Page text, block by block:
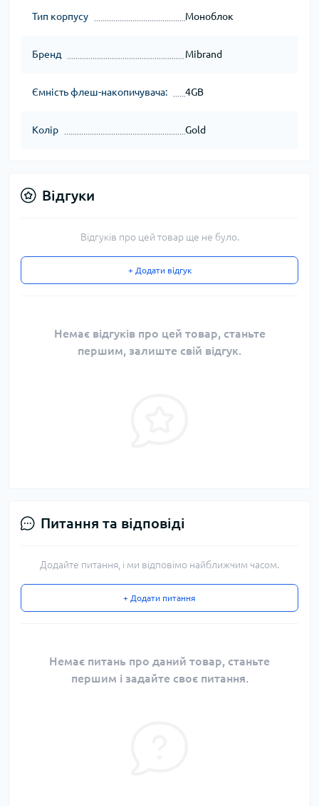
Тип корпусу Моноблок
Бренд Mibrand
Ємність флеш-накопичувача: 4GB
Колір Gold
Відгуки
Відгуків про цей товар ще не було.
+ Додати відгук
Немає відгуків про цей товар, станьте
першим, залиште свій відгук.
Питання та відповіді
Додайте питання, і ми відповімо найближчим часом.
+ Додати питання
Немає питань про даний товар, станьте
першим і задайте своє питання.